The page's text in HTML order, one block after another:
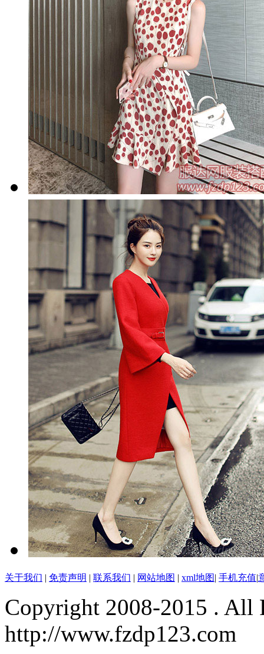
关于我们 | 免责声明 | 联系我们 | 网站地图 | xml地图| 手机充值|
Copyright 2008-2015 . All
http://www.fzdp123.com